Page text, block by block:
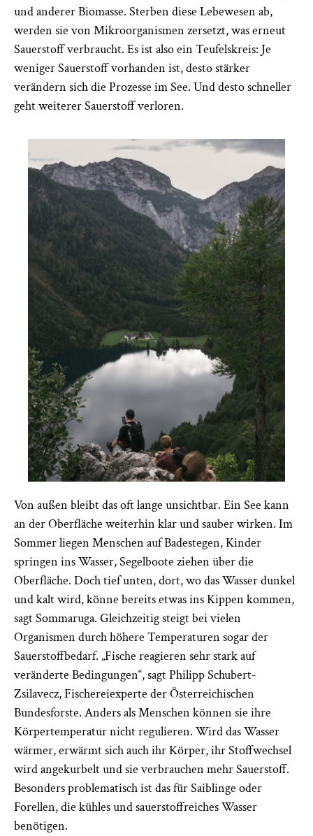
und anderer Biomasse. Sterben diese Lebewesen ab,
werden sie von Mikroorganismen zersetzt, was erneut
Sauerstoff verbraucht. Es ist also ein Teufelskreis: Je
weniger Sauerstoff vorhanden ist, desto stärker
verändern sich die Prozesse im See. Und desto schneller
geht weiterer Sauerstoff verloren.
Von außen bleibt das oft lange unsichtbar. Ein See kann
an der Oberfläche weiterhin klar und sauber wirken. Im
Sommer liegen Menschen auf Badestegen, Kinder
springen ins Wasser, Segelboote ziehen über die
Oberfläche. Doch tief unten, dort, wo das Wasser dunkel
und kalt wird, könne bereits etwas ins Kippen kommen,
sagt Sommaruga. Gleichzeitig steigt bei vielen
Organismen durch höhere Temperaturen sogar der
Sauerstoffbedarf. „Fische reagieren sehr stark auf
veränderte Bedingungen“, sagt Philipp Schubert-
Zsilavecz, Fischereiexperte der Österreichischen
Bundesforste. Anders als Menschen können sie ihre
Körpertemperatur nicht regulieren. Wird das Wasser
wärmer, erwärmt sich auch ihr Körper, ihr Stoffwechsel
wird angekurbelt und sie verbrauchen mehr Sauerstoff.
Besonders problematisch ist das für Saiblinge oder
Forellen, die kühles und sauerstoffreiches Wasser
benötigen.